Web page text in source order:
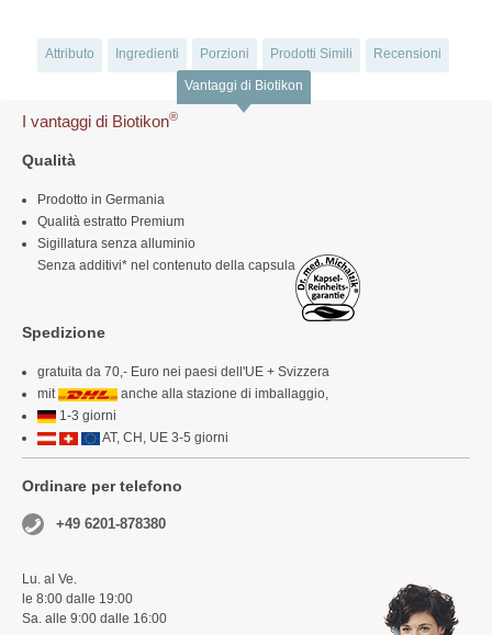
Attributo Ingredienti Porzioni Prodotti Simili Recensioni
Vantaggi di Biotikon
I vantaggi di Biotikon®
Qualità
Prodotto in Germania
Qualità estratto Premium
Sigillatura senza alluminio
Senza additivi* nel contenuto della capsula
Spedizione
gratuita da 70,- Euro nei paesi dell'UE + Svizzera
mit
anche alla stazione di imballaggio,
1-3 giorni
AT, CH, UE 3-5 giorni
Ordinare per telefono
+49 6201-878380
Lu. al Ve.
le 8:00 dalle 19:00
Sa. alle 9:00 dalle 16:00